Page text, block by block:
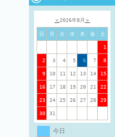
＜2026年8月 ＞
日 月 火 水 木 金 土
1
2 3 4 5 6 7 8
9 10 11 12 13 14 15
16 17 18 19 20 21 22
23 24 25 26 27 28 29
30 31
今日